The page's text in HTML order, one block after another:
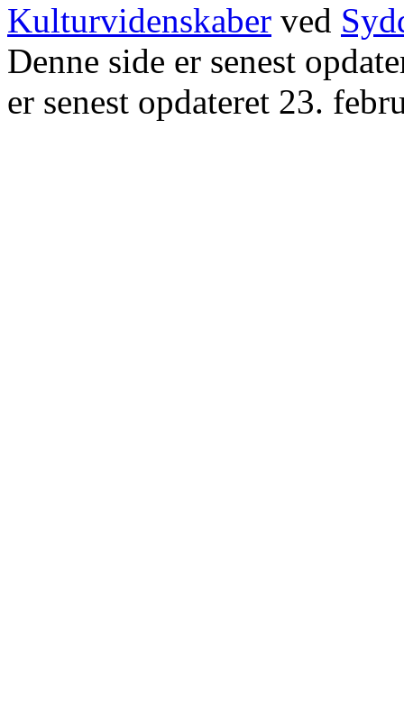
Kulturvidenskaber ved
Denne side er senest
er senest opdateret 23.